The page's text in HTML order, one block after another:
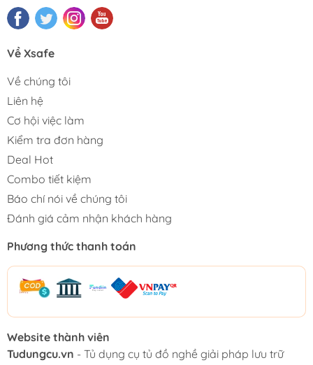
Về Xsafe
Về chúng tôi
Liên hệ
Cơ hội việc làm
Kiểm tra đơn hàng
Deal Hot
Combo tiết kiệm
Báo chí nói về chúng tôi
Đánh giá cảm nhận khách hàng
Phương thức thanh toán
Website thành viên
Tudungcu.vn - Tủ dụng cụ tủ đồ nghề giải pháp lưu trữ